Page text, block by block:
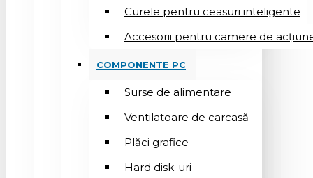
Curele pentru ceasuri inteligente
Accesorii pentru camere de
COMPONENTE PC
Surse de alimentare
Ventilatoare de carcasă
Plăci grafice
Hard disk-uri